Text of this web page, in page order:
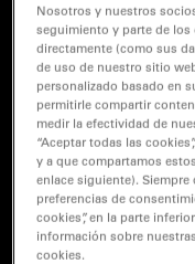
Nosotros y nuestros
seguimiento y parte de
directamente (como sus
de uso de nuestro sitio
personalizado basado en
permitirle compartir
medir la efectividad de
“Aceptar todas las
y a que compartamos
enlace siguiente).
preferencias de
cookies”, en la parte
información sobre
cookies.